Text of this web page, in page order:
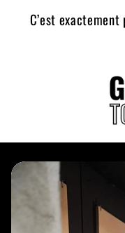
C’est exactement